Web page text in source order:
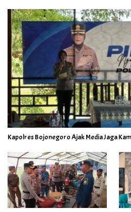
Kapolres Bojonegoro Ajak Media Jaga